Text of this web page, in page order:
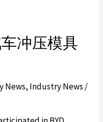
冲压模具
News, Industry News /